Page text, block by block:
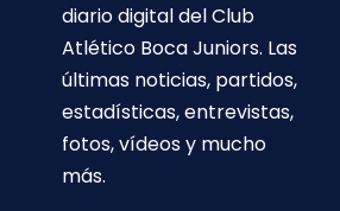
diario digital delClub
Atlético Boca Juniors. Las
últimas noticias, partidos,
estadísticas, entrevistas,
fotos, vídeos y mucho
más.